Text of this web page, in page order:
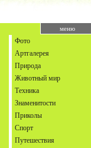
меню
Фото
Артгалерея
Природа
Животный мир
Техника
Знаменитости
Приколы
Спорт
Путешествия